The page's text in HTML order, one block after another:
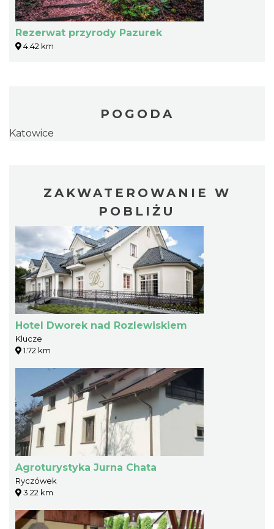
Rezerwat przyrody Pazurek
4.42 km
POGODA
Katowice
ZAKWATEROWANIE W
POBLIŻU
Hotel Dworek nad Rozlewiskiem
Klucze
1.72 km
Agroturystyka Jurna Chata
Ryczówek
3.22 km